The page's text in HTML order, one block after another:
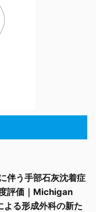
伴う手部石灰沈着症
評価｜Michigan
る形成外科の新た